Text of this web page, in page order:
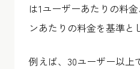
は1ユーザーあたりの料
ンあたりの料金を基準と
例えば、30ユーザー以上